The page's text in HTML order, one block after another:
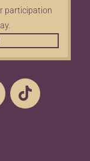
participation